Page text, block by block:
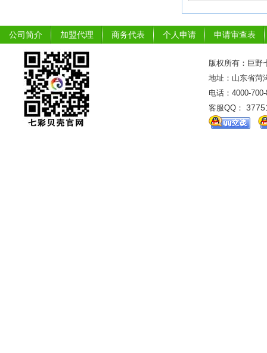
公司简介 加盟代理 商务代表 个人申请 申请审查表
版权所有：巨野
地址：山东省菏
电话：4000-
客服QQ：